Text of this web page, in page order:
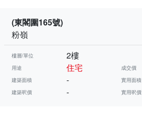
(東閣圍165號)
粉嶺
樓層/單位 2樓
用途 住宅 成交價
建築面積 - 實用面積
建築呎價 - 實用呎價